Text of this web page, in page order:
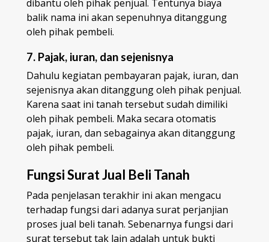
dibantu oleh pihak penjual. Tentunya biaya
balik nama ini akan sepenuhnya ditanggung
oleh pihak pembeli.
7. Pajak, iuran, dan sejenisnya
Dahulu kegiatan pembayaran pajak, iuran, dan
sejenisnya akan ditanggung oleh pihak penjual.
Karena saat ini tanah tersebut sudah dimiliki
oleh pihak pembeli. Maka secara otomatis
pajak, iuran, dan sebagainya akan ditanggung
oleh pihak pembeli.
Fungsi Surat Jual Beli Tanah
Pada penjelasan terakhir ini akan mengacu
terhadap fungsi dari adanya surat perjanjian
proses jual beli tanah. Sebenarnya fungsi dari
surat tersebut tak lain adalah untuk bukti